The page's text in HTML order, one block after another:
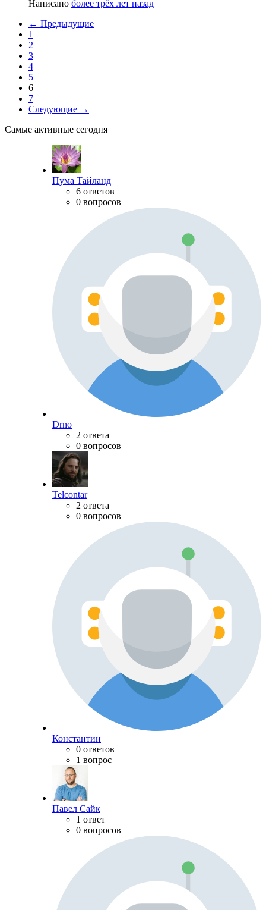
Написано более трёх лет назад
← Предыдущие
1
2
3
4
5
6
7
Следующие →
Самые активные сегодня
Пума Тайланд
6 ответов
0 вопросов
Drno
2 ответа
0 вопросов
Telcontar
2 ответа
0 вопросов
Константин
0 ответов
1 вопрос
Павел Сайк
1 ответ
0 вопросов